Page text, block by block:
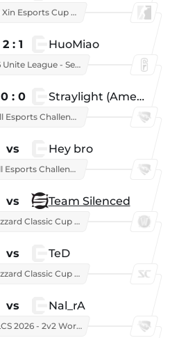
Xin Xin Esports Cup 2026
2 : 1 HuoMiao
R6 Unite League - Season 1
0 : 0 Straylight (American team)
Bell Esports Challenge 2026
vs Hey bro
Bell Esports Challenge 2026
vs Team Silenced
Blizzard Classic Cup 2026
vs TeD
Blizzard Classic Cup 2026
vs Nal_rA
RLCS 2026 - 2v2 World Championship